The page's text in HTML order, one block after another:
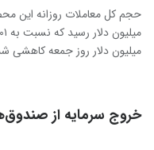
میلیون دلار روز جمعه کاهشی
خروج سرمایه از